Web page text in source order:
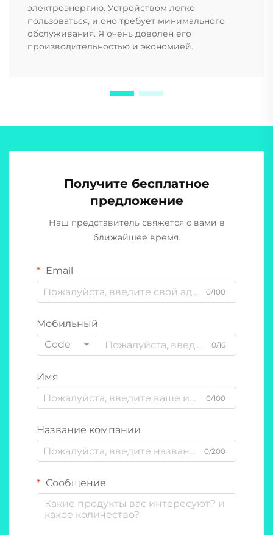
электроэнергию. Устройством легко
пользоваться, и оно требует минимального
обслуживания. Я очень доволен его
производительностью и экономией.
Получите бесплатное
предложение
Наш представитель свяжется с вами в
ближайшее время.
Email
0/100
Мобильный
Code
0/16
Имя
0/100
Название компании
0/200
Сообщение